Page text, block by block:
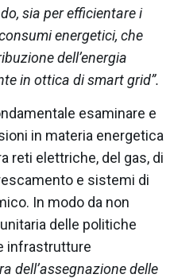
sia per efficientare i
energetici, che
dell’energia
in ottica di smart grid”.
esaminare e
in materia energetica
reti elettriche, del gas, di
e sistemi di
In modo da non
delle politiche
infrastrutture
dell’assegnazione delle